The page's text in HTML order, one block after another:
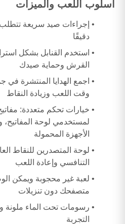
أسلوب اللعب والميزات
إجراءات صيد سريعة
دقيقًا
استخدم القنابل بشكل
القرش وحماية صيدك
اجمع الهدايا المنتشرة في
وقت اللعب وزيادة النقاط
خيارات تحكم متعددة:
لمستخدمي لوحة المفاتيح،
الأجهزة المحمولة
لوحة المتصدرين للنقاط
التنافسي وإعادة اللعب
لعبة غير محجوبة ويمكن
متصفحك دون تنزيلات
رسومات تحت الماء ملونة
التجربة